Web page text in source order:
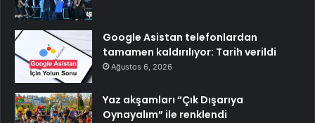
Google Asistan telefonlardan
tamamen kaldırılıyor: Tarih verildi
Ağustos 6, 2026
Yaz akşamları “Çık Dışarıya
Oynayalım” ile renklendi